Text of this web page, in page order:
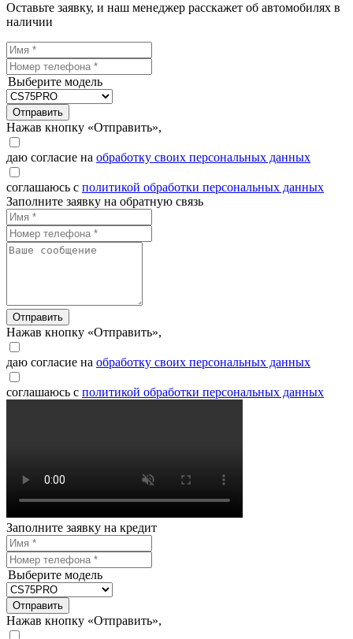
Оставьте заявку, и наш менеджер расскажет об автомобилях в
наличии
Выберите модель
Отправить
Нажав кнопку «Отправить»,
даю согласие на обработку своих персональных данных
соглашаюсь с политикой обработки персональных данных
Заполните заявку на обратную связь
Отправить
Нажав кнопку «Отправить»,
даю согласие на обработку своих персональных данных
соглашаюсь с политикой обработки персональных данных
Заполните заявку на кредит
Выберите модель
Отправить
Нажав кнопку «Отправить»,